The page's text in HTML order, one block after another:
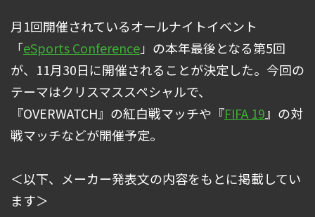
月1回開催されているオールナイトイベント
「eSports Conference」の本年最後となる第5回
が、11月30日に開催されることが決定した。今回の
テーマはクリスマススペシャルで、
『OVERWATCH』の紅白戦マッチや『FIFA 19』の対
戦マッチなどが開催予定。
＜以下、メーカー発表文の内容をもとに掲載してい
ます＞